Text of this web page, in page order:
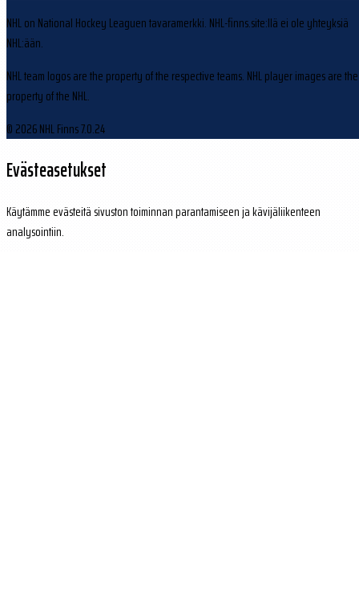
NHL on National Hockey Leaguen tavaramerkki. NHL-finns.site:llä ei ole yhteyksiä
NHL:ään.
NHL team logos are the property of the respective teams. NHL player images are the
property of the NHL.
© 2026 NHL Finns7.0.24
Evästeasetukset
Käytämme evästeitä sivuston toiminnan parantamiseen ja kävijäliikenteen
analysointiin.